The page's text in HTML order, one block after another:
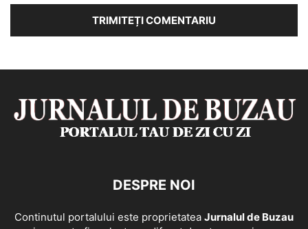
DESPRE NOI
Continutul portalului este proprietatea Jurnalul de Buzau